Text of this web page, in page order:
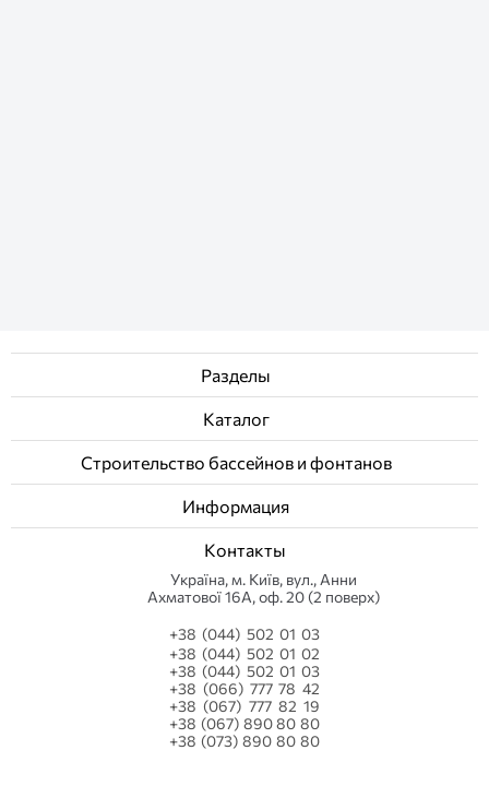
Разделы
Каталог
Строительство бассейнов и фонтанов
Информация
Контакты
Українa, м. Київ, вул., Анни
Ахматової 16А, оф. 20 (2 поверх)
+38 (044) 502 01 03
+38 (044) 502 01 02
+38 (044) 502 01 03
+38 (066) 777 78 42
+38 (067) 777 82 19
+38 (067) 890 80 80
+38 (073) 890 80 80